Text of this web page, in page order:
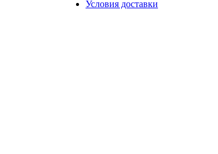
Условия доставки